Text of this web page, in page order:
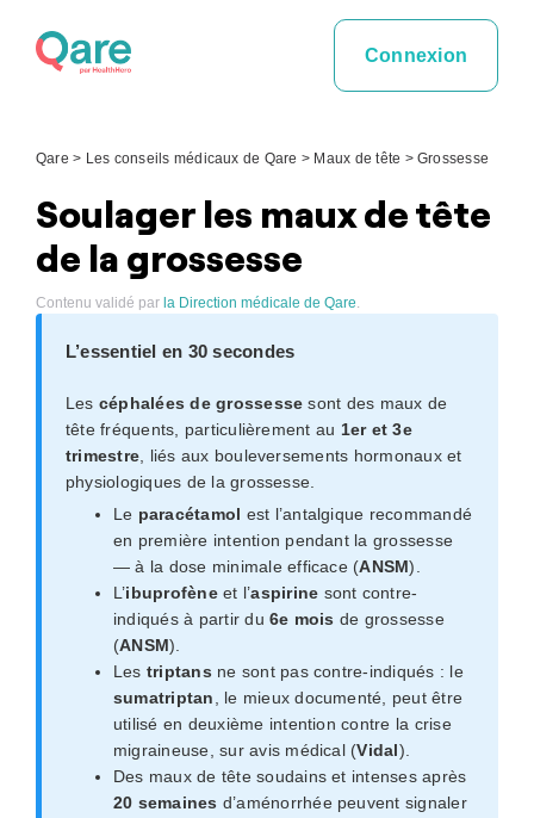
Connexion
Qare > Les conseils médicaux de Qare > Maux de tête >Grossesse
Soulager les maux de tête
de la grossesse
Contenu validé par la Direction médicale de Qare.
L’essentiel en 30 secondes
Les céphalées de grossesse sont des maux de
tête fréquents, particulièrement au 1er et 3e
trimestre , liés aux bouleversements hormonaux et
physiologiques de la grossesse.
Le paracétamol est l’antalgique recommandé
en première intention pendant la grossesse
— à la dose minimale efficace (ANSM).
L’ibuprofèneet l’aspirine sont contre-
indiqués à partir du6e mois de grossesse
(ANSM).
Les triptans ne sont pas contre-indiqués : le
sumatriptan
, le mieux documenté, peut être
utilisé en deuxième intention contre la crise
migraineuse, sur avis médical (Vidal).
Des maux de tête soudains et intenses après
20 semaines d’aménorrhée peuvent signaler